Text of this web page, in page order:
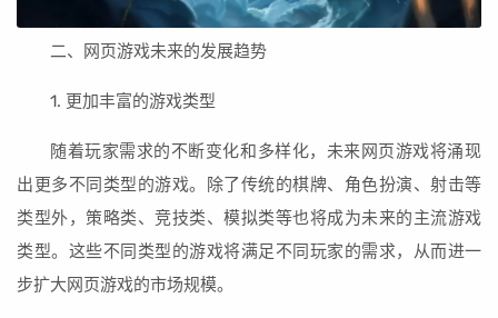
二、网页游戏未来的发展趋势
1. 更加丰富的游戏类型
随着玩家需求的不断变化和多样化，未来网页游戏将涌现
出更多不同类型的游戏。除了传统的棋牌、角色扮演、射击等
类型外，策略类、竞技类、模拟类等也将成为未来的主流游戏
类型。这些不同类型的游戏将满足不同玩家的需求，从而进一
步扩大网页游戏的市场规模。